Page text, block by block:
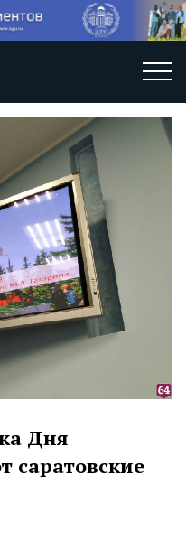
Дня
саратовские